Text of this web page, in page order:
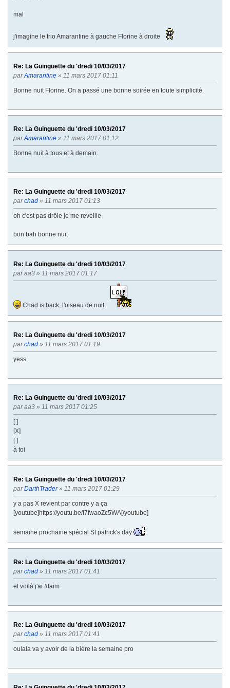
mal
j'imagine le trio Amarantine à gauche Florine à droite
Re: La Guinguette du 'dredi 10/03/2017
parAmarantine » 11 mars 2017 01:11
Bonne nuit Florine. On a passé une bonne soirée en toute simplicité.
Re: La Guinguette du 'dredi 10/03/2017
parAmarantine » 11 mars 2017 01:12
Bonne nuit à tous et à demain.
Re: La Guinguette du 'dredi 10/03/2017
parchad » 11 mars 2017 01:13
oh c'est pas drôle je me reveille
bon bah bonne nuit
Re: La Guinguette du 'dredi 10/03/2017
paraa3 » 11 mars 2017 01:17
Chad is back, l'oiseau de nuit
Re: La Guinguette du 'dredi 10/03/2017
parchad » 11 mars 2017 01:19
yess
Re: La Guinguette du 'dredi 10/03/2017
paraa3 » 11 mars 2017 01:25
[ ]
[X]
[ ]
à toi
Re: La Guinguette du 'dredi 10/03/2017
parDarthTrader» 11 mars 2017 01:29
y a pas X revient par contre y a ça
[youtube]https://youtu.be/I7fwaoZc5WA[/youtube]
semaine prochaine spécial St patrick's day
Re: La Guinguette du 'dredi 10/03/2017
parchad » 11 mars 2017 01:41
et voilà j'ai #faim
Re: La Guinguette du 'dredi 10/03/2017
parchad » 11 mars 2017 01:41
oulala va y avoir de la bière la semaine pro